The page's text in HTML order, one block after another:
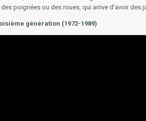
poignées ou des roues, qui arrive d'avoir des
génération (1972-1989)